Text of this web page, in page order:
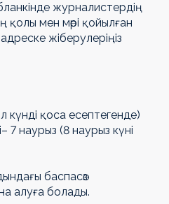
журналистердің
қолы мен мөрі қойылған
жіберулеріңіз
күнді қоса есептегенде)
7 наурыз (8 наурыз күні
баспасөз
алуға болады.